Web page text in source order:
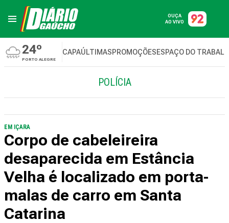
OUÇA
AO VIVO
24º
PORTO ALEGRE
CAPAÚLTIMASPROMOÇÕESESPAÇO DO
POLÍCIA
EM IÇARA
Corpo de cabeleireira
desaparecida em Estância
Velha é localizado em porta-
malas de carro em Santa
Catarina